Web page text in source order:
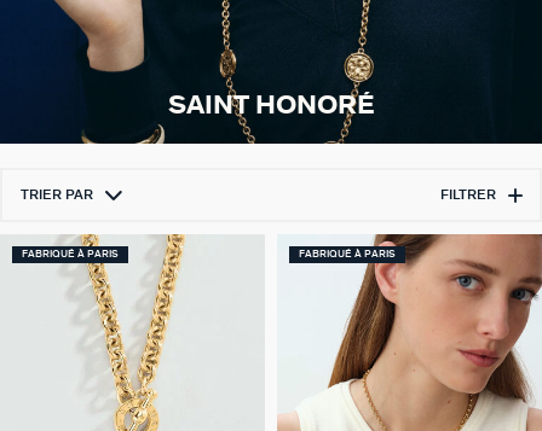
SAINT HONORÉ
TRIER PAR FILTRER
FABRIQUÉ À PARIS FABRIQUÉ À PARIS